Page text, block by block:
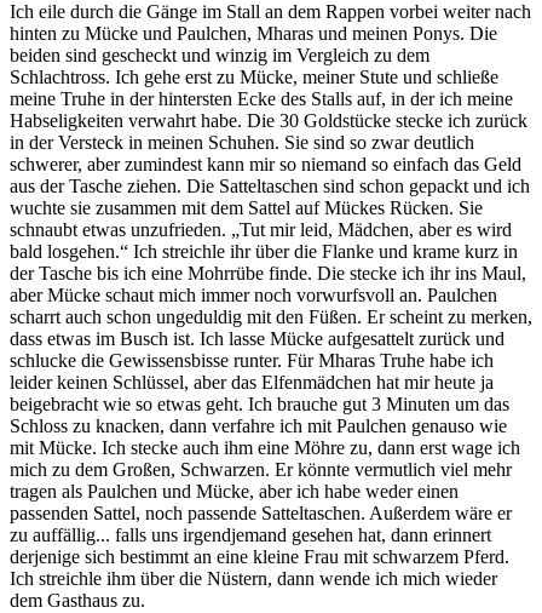
Ich eile durch die Gänge im Stall an dem Rappen vorbei weiter nach
hinten zu Mücke und Paulchen, Mharas und meinen Ponys. Die
beiden sind gescheckt und winzig im Vergleich zu dem
Schlachtross. Ich gehe erst zu Mücke, meiner Stute und schließe
meine Truhe in der hintersten Ecke des Stalls auf, in der ich meine
Habseligkeiten verwahrt habe. Die 30 Goldstücke stecke ich zurück
in der Versteck in meinen Schuhen. Sie sind so zwar deutlich
schwerer, aber zumindest kann mir so niemand so einfach das Geld
aus der Tasche ziehen. Die Satteltaschen sind schon gepackt und ich
wuchte sie zusammen mit dem Sattel auf Mückes Rücken. Sie
schnaubt etwas unzufrieden. „Tut mir leid, Mädchen, aber es wird
bald losgehen.“ Ich streichle ihr über die Flanke und krame kurz in
der Tasche bis ich eine Mohrrübe finde. Die stecke ich ihr ins Maul,
aber Mücke schaut mich immer noch vorwurfsvoll an. Paulchen
scharrt auch schon ungeduldig mit den Füßen. Er scheint zu merken,
dass etwas im Busch ist. Ich lasse Mücke aufgesattelt zurück und
schlucke die Gewissensbisse runter. Für Mharas Truhe habe ich
leider keinen Schlüssel, aber das Elfenmädchen hat mir heute ja
beigebracht wie so etwas geht. Ich brauche gut 3 Minuten um das
Schloss zu knacken, dann verfahre ich mit Paulchen genauso wie
mit Mücke. Ich stecke auch ihm eine Möhre zu, dann erst wage ich
mich zu dem Großen, Schwarzen. Er könnte vermutlich viel mehr
tragen als Paulchen und Mücke, aber ich habe weder einen
passenden Sattel, noch passende Satteltaschen. Außerdem wäre er
zu auffällig... falls uns irgendjemand gesehen hat, dann erinnert
derjenige sich bestimmt an eine kleine Frau mit schwarzem Pferd.
Ich streichle ihm über die Nüstern, dann wende ich mich wieder
dem Gasthaus zu.